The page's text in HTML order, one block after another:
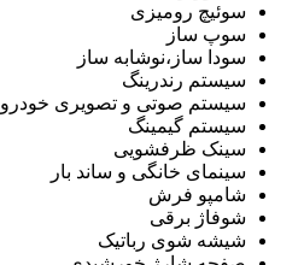
سوئیچ رومیزی
سوپ ساز
سودا ساز،نوشابه ساز
سیستم رندرینگ
سیستم صوتی و تصویری خودرو
سیستم گیمینگ
سینک ظرفشویی
سینمای خانگی و ساند بار
شامپو فرش
شوفاژ برقی
شیشه شوی رباتیک